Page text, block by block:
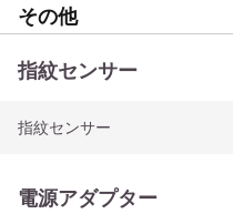
その他
指紋センサー
指紋センサー
電源アダプター